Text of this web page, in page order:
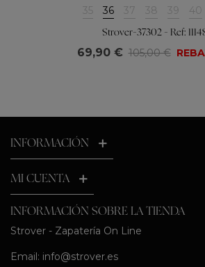
35 36 37 38 39 40
Strover-37302 - Ref:
69,90 € 105,00 €
INFORMACIÓN
MI CUENTA
INFORMACIÓN SOBRE LA TIENDA
Strover - Zapatería On Line
Email: info@strover.es